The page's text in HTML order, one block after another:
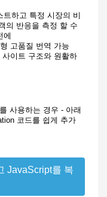
트하고 특정 시장의 비
의 반응을 측정 할 수
에
고품질 번역 가능
이트 구조와 원활하
사용하는 경우 - 아래
코드를 쉽게 추가
JavaScript를 복